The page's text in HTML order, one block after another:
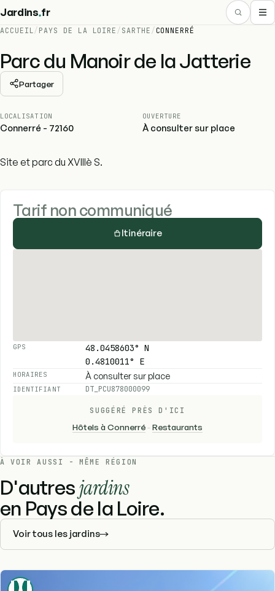
Jardins.fr
ACCUEIL/ PAYS DE LA LOIRE / SARTHE / CONNERRÉ
Parc du Manoir de la Jatterie
Partager
LOCALISATION
Connerré - 72160
OUVERTURE
À consulter sur place
Site et parc du XVIIIè S.
Tarif non communiqué
Itinéraire
GPS
48.0458603° N
0.4810011° E
HORAIRES À consulter sur place
IDENTIFIANT DT_PCU878000099
SUGGÉRÉ PRÈS D'ICI
Hôtels à Connerré-Restaurants
À VOIR AUSSI - MÊME RÉGION
D'autresjardins
en Pays de la Loire.
Voir tous les jardins